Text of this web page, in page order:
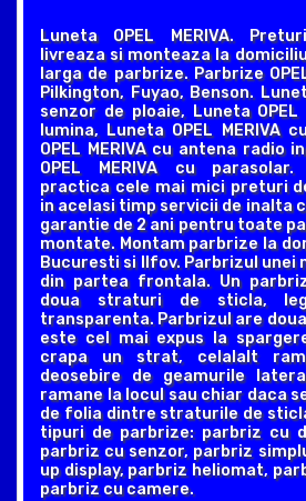
Luneta OPEL MERIVA.
livreaza si monteaza la
larga de parbrize. Parbrize
Pilkington, Fuyao, Benson.
senzor de ploaie, Luneta OPEL
lumina, Luneta OPEL MERIVA
OPEL MERIVA cu antena radio
OPEL MERIVA cu
practica cele mai mici preturi
in acelasi timp servicii de inalta
garantie de 2 ani pentru toate
montate. Montam parbrize la
Bucuresti si Ilfov. Parbrizul unei
din partea frontala. Un
doua straturi de sticla,
transparenta. Parbrizul are
este cel mai expus la
crapa un strat, celalalt
deosebire de geamurile
ramane la locul sau chiar daca
de folia dintre straturile de
tipuri de parbrize: parbriz cu
parbriz cu senzor, parbriz
up display, parbriz heliomat,
parbriz cu camere.